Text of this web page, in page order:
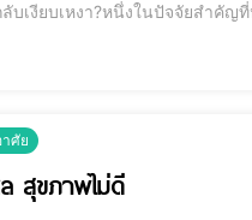
เงียบเหงา?หนึ่งในปัจจัยสำคัญ
ศัย
สุขภาพไม่ดี